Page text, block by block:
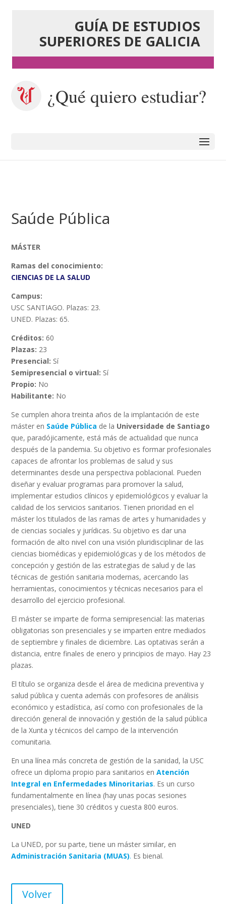
GUÍA DE ESTUDIOS
SUPERIORES DE GALICIA
¿Qué quiero estudiar?
Saúde Pública
MÁSTER
Ramas del conocimiento:
CIENCIAS DE LA SALUD
Campus:
USC SANTIAGO. Plazas: 23.
UNED. Plazas: 65.
Créditos: 60
Plazas: 23
Presencial: Sí
Semipresencial o virtual: Sí
Propio: No
Habilitante: No
Se cumplen ahora treinta años de la implantación de este
máster en Saúde Pública de la Universidade de Santiago
que, paradójicamente, está más de actualidad que nunca
después de la pandemia. Su objetivo es formar profesionales
capaces de afrontar los problemas de salud y sus
determinantes desde una perspectiva poblacional. Pueden
diseñar y evaluar programas para promover la salud,
implementar estudios clínicos y epidemiológicos y evaluar la
calidad de los servicios sanitarios. Tienen prioridad en el
máster los titulados de las ramas de artes y humanidades y
de ciencias sociales y jurídicas. Su objetivo es dar una
formación de alto nivel con una visión pluridisciplinar de las
ciencias biomédicas y epidemiológicas y de los métodos de
concepción y gestión de las estrategias de salud y de las
técnicas de gestión sanitaria modernas, acercando las
herramientas, conocimientos y técnicas necesarios para el
desarrollo del ejercicio profesional.
El máster se imparte de forma semipresencial: las materias
obligatorias son presenciales y se imparten entre mediados
de septiembre y finales de diciembre. Las optativas serán a
distancia, entre finales de enero y principios de mayo. Hay 23
plazas.
El título se organiza desde el área de medicina preventiva y
salud pública y cuenta además con profesores de análisis
económico y estadística, así como con profesionales de la
dirección general de innovación y gestión de la salud pública
de la Xunta y técnicos del campo de la intervención
comunitaria.
En una línea más concreta de gestión de la sanidad, la USC
ofrece un diploma propio para sanitarios enAtención
Integral en Enfermedades Minoritarias. Es un curso
fundamentalmente en línea (hay unas pocas sesiones
presenciales), tiene 30 créditos y cuesta 800 euros.
UNED
La UNED, por su parte, tiene un máster similar, en
Administración Sanitaria (MUAS). Es bienal.
Volver